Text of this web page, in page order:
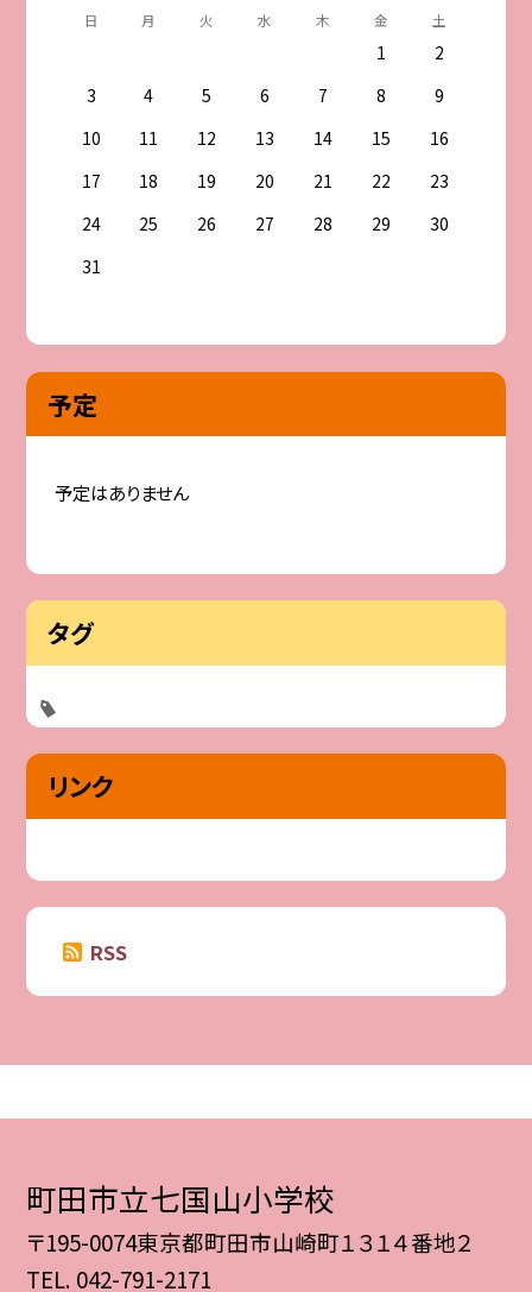
日 月 火 水 木 金 土
1
2
3
4 5 6 7 8
9
10
11 12 13 14 15
16
17
18 19 20 21 22
23
24
25 26 27 28 29
30
31
予定
予定はありません
タグ
リンク
RSS
町田市立七国山小学校
〒195-0074東京都町田市山崎町１３１４番地２
TEL. 042-791-2171